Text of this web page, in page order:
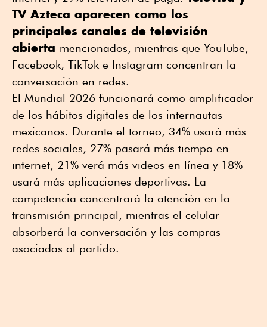
TV Azteca aparecen como los
principales canales de televisión
abierta mencionados, mientras que YouTube,
Facebook, TikTok e Instagram concentran la
conversación en redes.
El Mundial 2026 funcionará como amplificador
de los hábitos digitales de los internautas
mexicanos. Durante el torneo, 34% usará más
redes sociales, 27% pasará más tiempo en
internet, 21% verá más videos en línea y 18%
usará más aplicaciones deportivas. La
competencia concentrará la atención en la
transmisión principal, mientras el celular
absorberá la conversación y las compras
asociadas al partido.